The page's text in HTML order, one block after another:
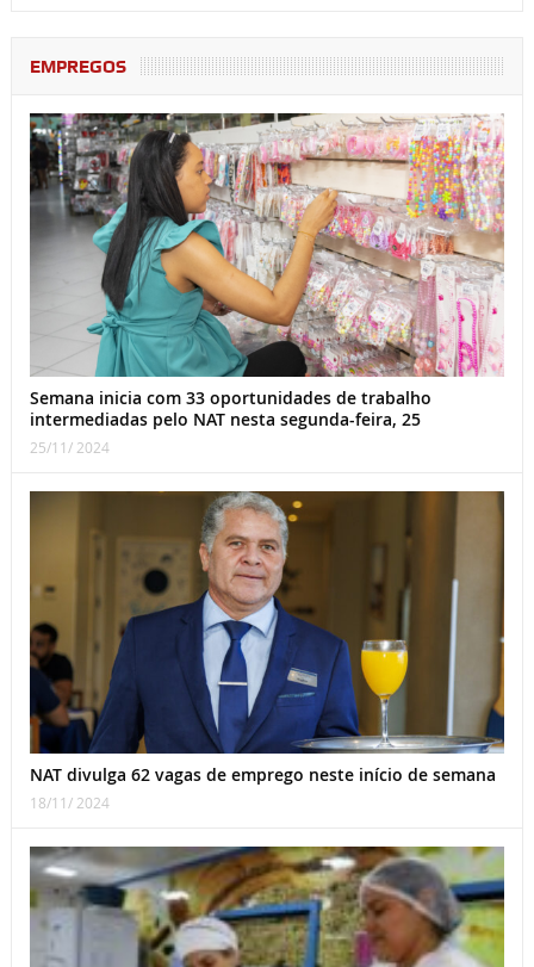
EMPREGOS
Semana inicia com 33 oportunidades de trabalho
intermediadas pelo NAT nesta segunda-feira, 25
25/11/ 2024
NAT divulga 62 vagas de emprego neste início de semana
18/11/ 2024